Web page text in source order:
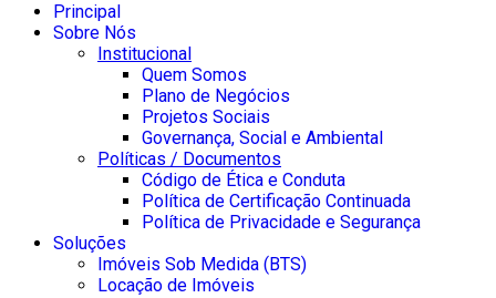
Principal
Sobre Nós
Institucional
Quem Somos
Plano de Negócios
Projetos Sociais
Governança, Social e Ambiental
Políticas / Documentos
Código de Ética e Conduta
Política de Certificação Continuada
Política de Privacidade e Segurança
Soluções
Imóveis Sob Medida (BTS)
Locação de Imóveis